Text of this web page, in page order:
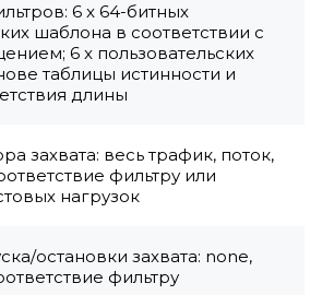
6 x 64-битных
шаблона в соответствии с
6 x пользовательских
таблицы истинности и
длины
захвата: весь трафик, поток,
фильтру или
нагрузок
остановки захвата: none,
фильтру